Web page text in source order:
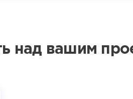
над вашим